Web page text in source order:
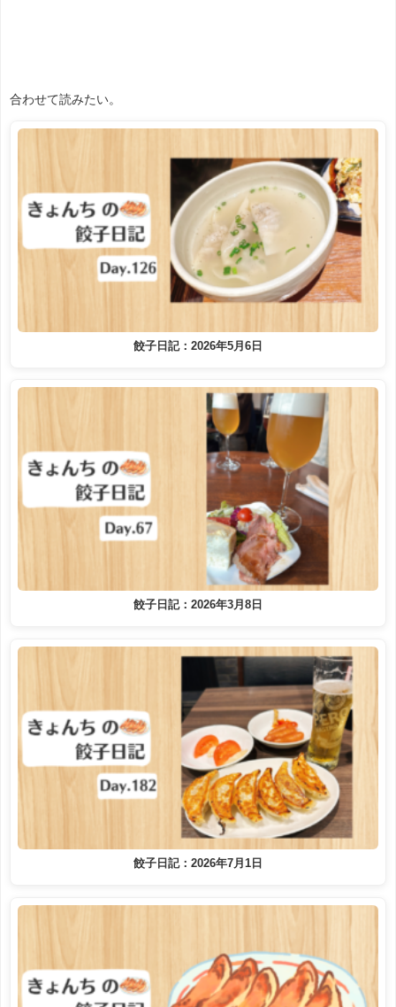
合わせて読みたい。
餃子日記：2026年5月6日
餃子日記：2026年3月8日
餃子日記：2026年7月1日